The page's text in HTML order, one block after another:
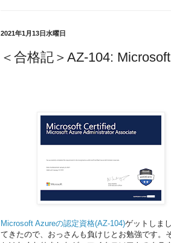
2021年1月13日水曜日
＜合格記＞AZ-104:
Microsoft Azureの認定資格(AZ-104)ゲットしま
てきたので、おっさんも負けじとお勉強です。